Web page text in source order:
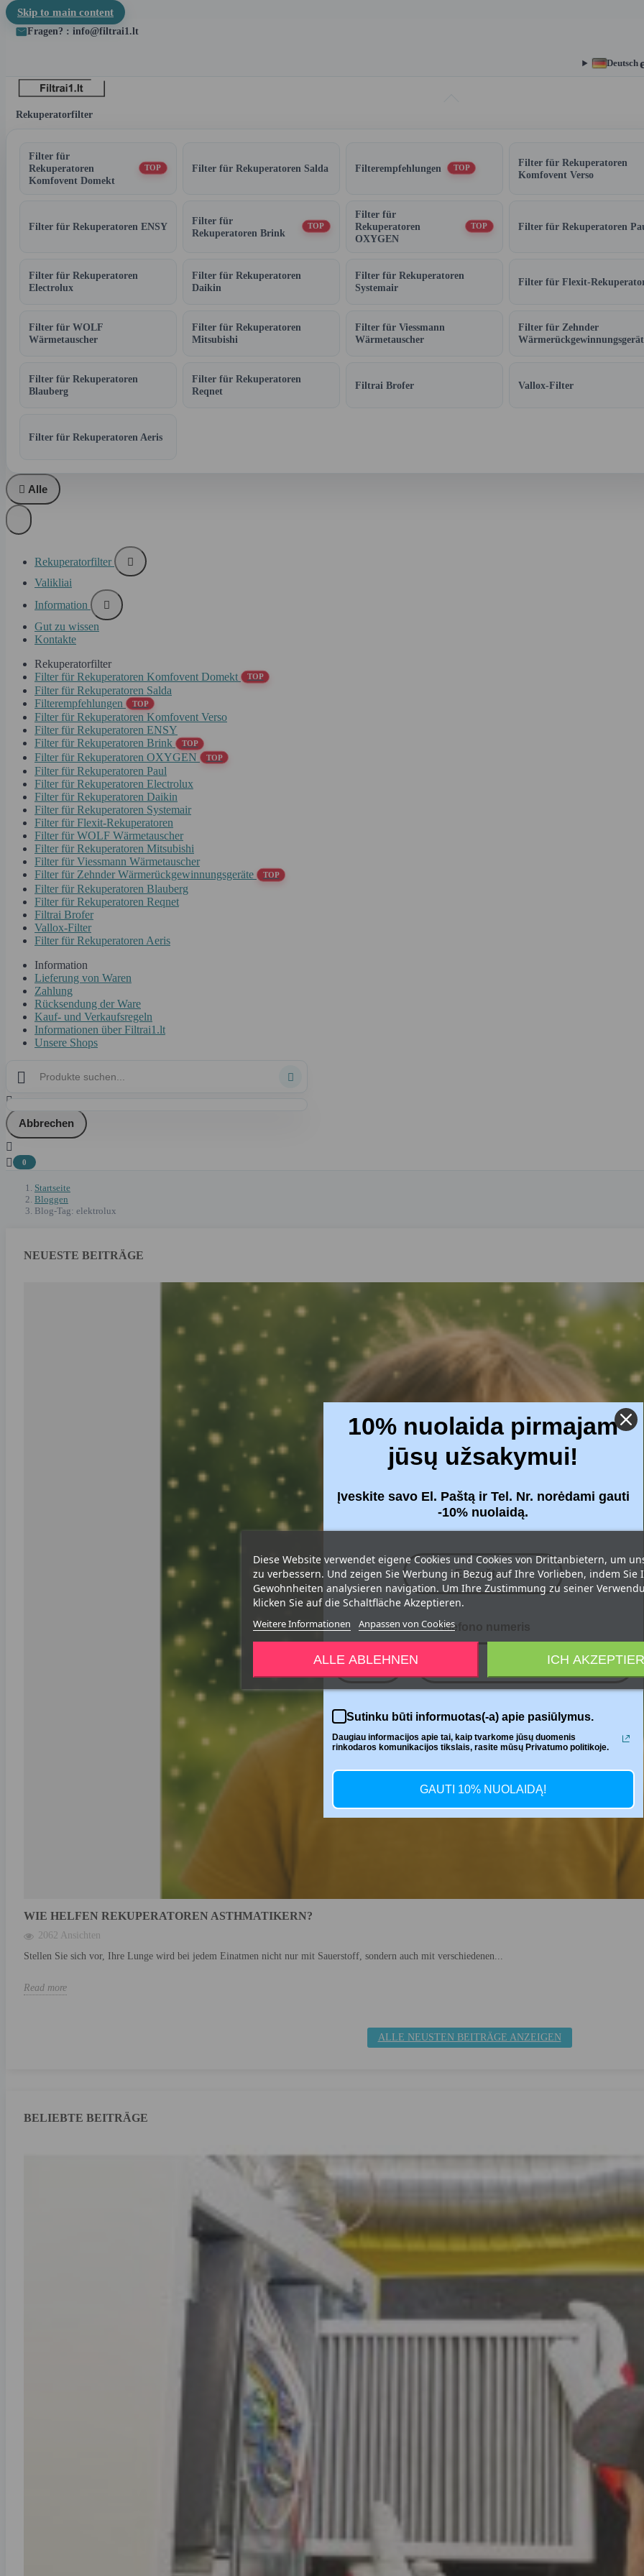
Skip to main content
Fragen? : info@filtrai1.lt
Deutsch
Rekuperatorfilter
Filter für
Rekuperatoren
Komfovent Domekt
TOP Filter für Rekuperatoren Salda Filterempfehlungen TOP
Filter für Rekuperatoren
Komfovent Verso
Filter für Rekuperatoren ENSY
Filter für
Rekuperatoren Brink
TOP
Filter für
Rekuperatoren
OXYGEN
TOP Filter für Rekuperatoren
Filter für Rekuperatoren
Electrolux
Filter für Rekuperatoren
Daikin
Filter für Rekuperatoren
Systemair
Filter für Flexit-
Filter für WOLF
Wärmetauscher
Filter für Rekuperatoren
Mitsubishi
Filter für Viessmann
Wärmetauscher
Filter für Zehnder
Filter für Rekuperatoren
Blauberg
Filter für Rekuperatoren
Reqnet
Filtrai Brofer Vallox-Filter
Filter für Rekuperatoren Aeris
 Alle
Rekuperatorfilter

Valikliai
Information

Gut zu wissen
Kontakte
Rekuperatorfilter
Filter für Rekuperatoren Komfovent Domekt
TOP
Filter für Rekuperatoren Salda
Filterempfehlungen
TOP
Filter für Rekuperatoren Komfovent Verso
Filter für Rekuperatoren ENSY
Filter für Rekuperatoren Brink
TOP
Filter für Rekuperatoren OXYGEN TOP
Filter für Rekuperatoren Paul
Filter für Rekuperatoren Electrolux
Filter für Rekuperatoren Daikin
Filter für Rekuperatoren Systemair
Filter für Flexit-Rekuperatoren
Filter für WOLF Wärmetauscher
Filter für Rekuperatoren Mitsubishi
Filter für Viessmann Wärmetauscher
Filter für Zehnder Wärmerückgewinnungsgeräte
TOP
Filter für Rekuperatoren Blauberg
Filter für Rekuperatoren Reqnet
Filtrai Brofer
Vallox-Filter
Filter für Rekuperatoren Aeris
Information
Lieferung von Waren
Zahlung
Rücksendung der Ware
Kauf- und Verkaufsregeln
Informationen über Filtrai1.lt
Unsere Shops



Abbrechen


0
Startseite
Bloggen
Blog-Tag: elektrolux
NEUESTE BEITRÄGE
WIE HELFEN REKUPERATOREN ASTHMATIKERN?
2062 Ansichten
Stellen Sie sich vor, Ihre Lunge wird bei jedem Einatmen nicht nur mit Sauerstoff, sondern auch mit verschiedenen...
Read more
ALLE NEUSTEN BEITRÄGE ANZEIGEN
BELIEBTE BEITRÄGE
Diese Website verwendet eigene Cookies und Cookies von Drittanbietern, um
zu verbessern. Und zeigen Sie Werbung in Bezug auf Ihre Vorlieben, indem Sie
Gewohnheiten analysieren navigation. Um Ihre Zustimmung zu seiner
klicken Sie auf die Schaltfläche Akzeptieren.
Weitere Informationen Anpassen von Cookies
ALLE ABLEHNEN ICH
10% nuolaida pirmajam
jūsų užsakymui!
Įveskite savo El. Paštą ir Tel. Nr. norėdami gauti
-10% nuolaidą.
Telefono numeris
+370
Sutinku būti informuotas(-a) apie pasiūlymus.
Daugiau informacijos apie tai, kaip tvarkome jūsų duomenis
rinkodaros komunikacijos tikslais, rasite mūsų Privatumo politikoje.
GAUTI 10% NUOLAIDĄ!